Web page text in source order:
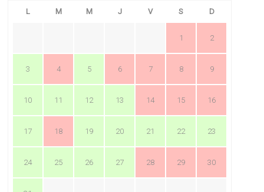
L M M J V S D
1 2
3 4 5 6 7 8 9
10 11 12 13 14 15 16
17 18 19 20 21 22 23
24 25 26 27 28 29 30